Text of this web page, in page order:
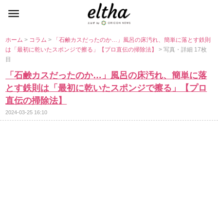
ホーム> コラム>
「石鹸カスだったのか…」風呂の床汚れ、簡単に落とす鉄則
は「最初に乾いたスポンジで擦る」【プロ直伝の掃除法】> 写真・詳細 17枚
目
「石鹸カスだったのか…」風呂の床汚れ、簡単に落
とす鉄則は「最初に乾いたスポンジで擦る」【プロ
直伝の掃除法】
2024-03-25 16:10